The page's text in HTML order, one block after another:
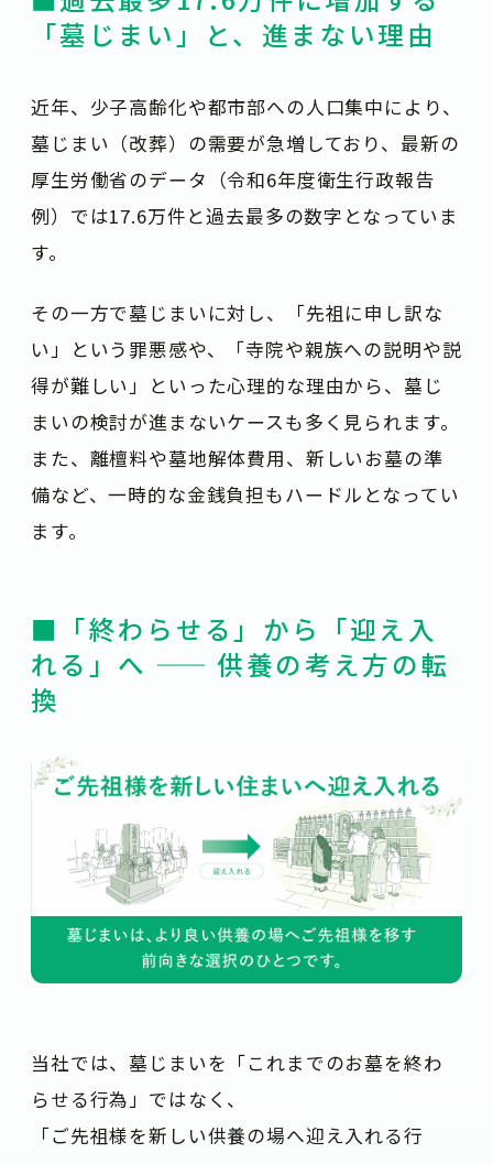
「墓じまい」と、進まない理由
近年、少子高齢化や都市部への人口集中により、
墓じまい（改葬）の需要が急増しており、最新の
厚生労働省のデータ （令和6年度衛生行政報告
例） では17.6万件と過去最多の数字となっていま
す。
その一方で墓じまいに対し、「先祖に申し訳な
い」という罪悪感や、「寺院や親族への説明や説
得が難しい」といった心理的な理由から、墓じ
まいの検討が進まないケースも多く見られます。
また、離檀料や墓地解体費用、新しいお墓の準
備など、一時的な金銭負担もハードルとなってい
ます。
■「終わらせる」から「迎え入
れる」へ —— 供養の考え方の転
換
当社では、墓じまいを「これまでのお墓を終わ
らせる行為」ではなく、
「ご先祖様を新しい供養の場へ迎え入れる行